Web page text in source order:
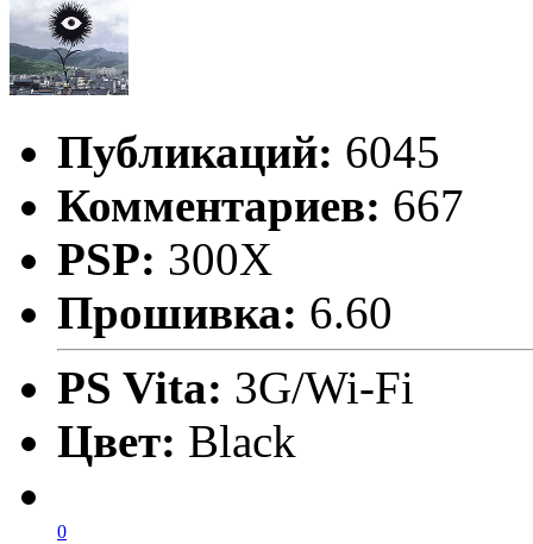
Публикаций: 6045
Комментариев: 667
PSP: 300X
Прошивка: 6.60
PS Vita: 3G/Wi-Fi
Цвет: Black
0